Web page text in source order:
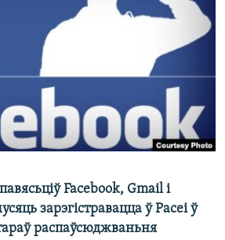
Facebook, Gmail і
зарэгістравацца ў Расеі ў
распаўсюджваньня